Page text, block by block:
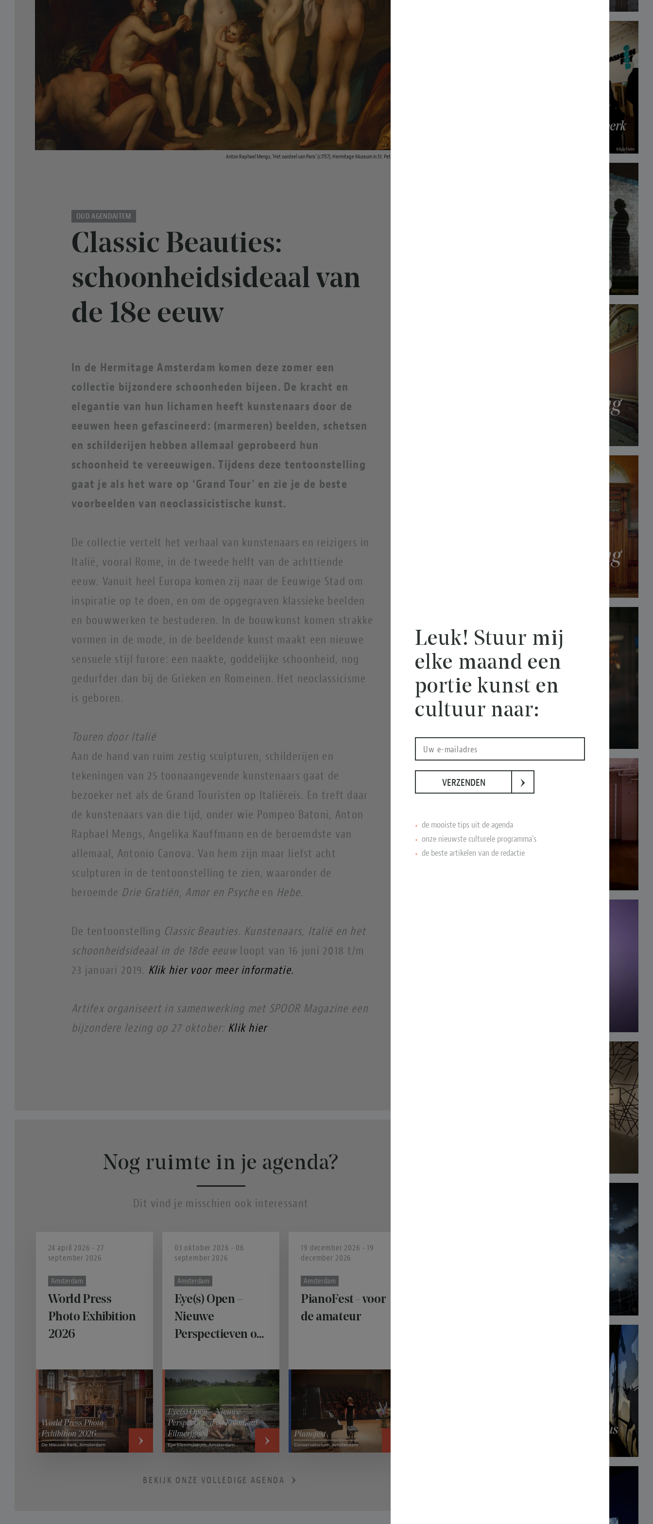
Anton Raphael Mengs, 'Het oordeel van Paris' (c.1757), Hermitage Museum in St. Petersburg.
OUD AGENDAITEM
Classic Beauties:
schoonheidsideaal van
de 18e eeuw
In de Hermitage Amsterdam komen deze zomer een
collectie bijzondere schoonheden bijeen. De kracht en
elegantie van hun lichamen heeft kunstenaars door de
eeuwen heen gefascineerd: (marmeren) beelden, schetsen
en schilderijen hebben allemaal geprobeerd hun
schoonheid te vereeuwigen. Tijdens deze tentoonstelling
gaat je als het ware op ‘Grand Tour’ en zie je de beste
voorbeelden van neoclassicistische kunst.
De collectie vertelt het verhaal van kunstenaars en reizigers in
Italië, vooral Rome, in de tweede helft van de achttiende
eeuw. Vanuit heel Europa komen zij naar de Eeuwige Stad om
inspiratie op te doen, en om de opgegraven klassieke beelden
en bouwwerken te bestuderen. In de bouwkunst komen strakke
vormen in de mode, in de beeldende kunst maakt een nieuwe
sensuele stijl furore: een naakte, goddelijke schoonheid, nog
gedurfder dan bij de Grieken en Romeinen. Het neoclassicisme
is geboren.
Touren door Italië
Aan de hand van ruim zestig sculpturen, schilderijen en
tekeningen van 25 toonaangevende kunstenaars gaat de
bezoeker net als de Grand Touristen op Italiëreis. En treft daar
de kunstenaars van die tijd, onder wie Pompeo Batoni, Anton
Raphael Mengs, Angelika Kauffmann en de beroemdste van
allemaal, Antonio Canova. Van hem zijn maar liefst acht
sculpturen in de tentoonstelling te zien, waaronder de
beroemde Drie Gratiën, Amor en Psyche en Hebe.
De tentoonstelling Classic Beauties. Kunstenaars, Italië en het
schoonheidsideaal in de 18de eeuw loopt van 16 juni 2018 t/m
23 januari 2019. Klik hier voor meer informatie.
Artifex organiseert in samenwerking met SPOOR Magazine een
bijzondere lezing op 27 oktober: Klik hier
Nog ruimte in je agenda?
Dit vind je misschien ook interessant
24 april 2026 - 27
september 2026
Amsterdam
World Press
Photo Exhibition
2026
›
03 oktober 2026 - 06
september 2026
Amsterdam
Eye(s) Open –
Nieuwe
Perspectieven op
Filmerfgoed
›
19 december 2026 - 19
december 2026
Amsterdam
PianoFest - voor
de amateur
BEKIJK ONZE VOLLEDIGE AGENDA
Leuk! Stuur mij
elke maand een
portie kunst en
cultuur naar:
VERZENDEN ›
de mooiste tips uit de agenda
onze nieuwste culturele programma's
de beste artikelen van de redactie